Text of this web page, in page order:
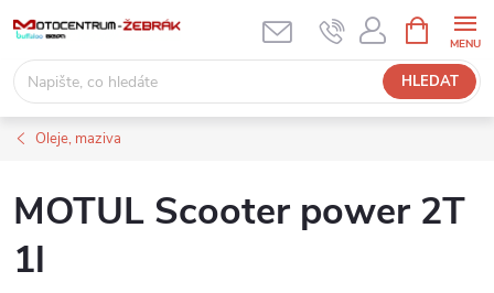
obsah
HLEDAT
NÁKUPNÍ
KOŠÍK
Oleje, maziva
MOTUL Scooter power 2T
1l